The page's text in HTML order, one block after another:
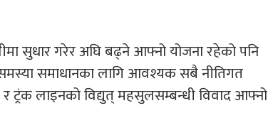
सुधार गरेर अघि बढ्ने आफ्नो योजना रहेको पनि
समाधानका लागि आवश्यक सबै नीतिगत
ट्रंक लाइनको विद्युत् महसुलसम्बन्धी विवाद आफ्नो